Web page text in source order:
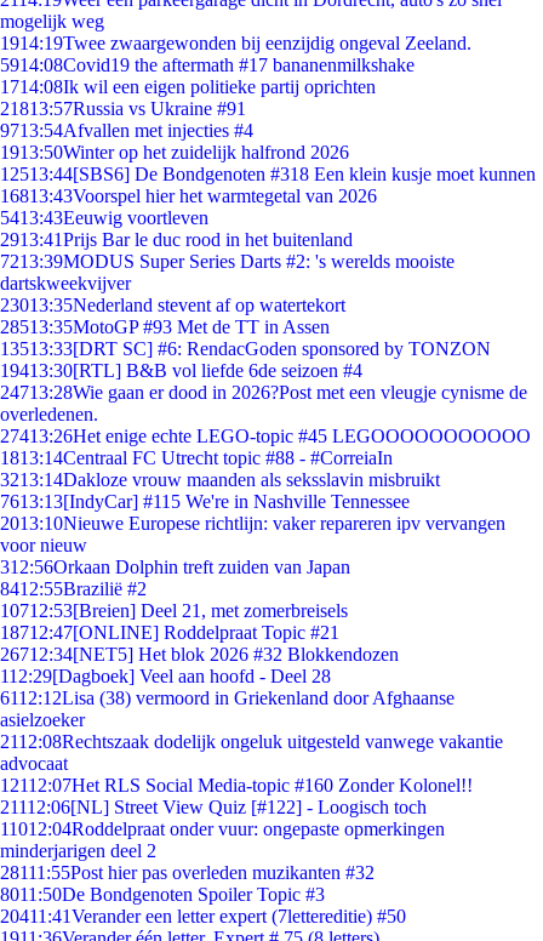
mogelijk weg
1914:19Twee zwaargewonden bij eenzijdig ongeval Zeeland.
5914:08Covid19 the aftermath #17 bananenmilkshake
1714:08Ik wil een eigen politieke partij oprichten
21813:57Russia vs Ukraine #91
9713:54Afvallen met injecties #4
1913:50Winter op het zuidelijk halfrond 2026
12513:44[SBS6] De Bondgenoten #318 Een klein kusje moet kunnen
16813:43Voorspel hier het warmtegetal van 2026
5413:43Eeuwig voortleven
2913:41Prijs Bar le duc rood in het buitenland
7213:39MODUS Super Series Darts #2: 's werelds mooiste
dartskweekvijver
23013:35Nederland stevent af op watertekort
28513:35MotoGP #93 Met de TT in Assen
13513:33[DRT SC] #6: RendacGoden sponsored by TONZON
19413:30[RTL] B&B vol liefde 6de seizoen #4
24713:28Wie gaan er dood in 2026?Post met een vleugje cynisme de
overledenen.
27413:26Het enige echte LEGO-topic #45 LEGOOOOOOOOOOO
1813:14Centraal FC Utrecht topic #88 - #CorreiaIn
3213:14Dakloze vrouw maanden als seksslavin misbruikt
7613:13[IndyCar] #115 We're in Nashville Tennessee
2013:10Nieuwe Europese richtlijn: vaker repareren ipv vervangen
voor nieuw
312:56Orkaan Dolphin treft zuiden van Japan
8412:55Brazilië #2
10712:53[Breien] Deel 21, met zomerbreisels
18712:47[ONLINE] Roddelpraat Topic #21
26712:34[NET5] Het blok 2026 #32 Blokkendozen
112:29[Dagboek] Veel aan hoofd - Deel 28
6112:12Lisa (38) vermoord in Griekenland door Afghaanse
asielzoeker
2112:08Rechtszaak dodelijk ongeluk uitgesteld vanwege vakantie
advocaat
12112:07Het RLS Social Media-topic #160 Zonder Kolonel!!
21112:06[NL] Street View Quiz [#122] - Loogisch toch
11012:04Roddelpraat onder vuur: ongepaste opmerkingen
minderjarigen deel 2
28111:55Post hier pas overleden muzikanten #32
8011:50De Bondgenoten Spoiler Topic #3
20411:41Verander een letter expert (7lettereditie) #50